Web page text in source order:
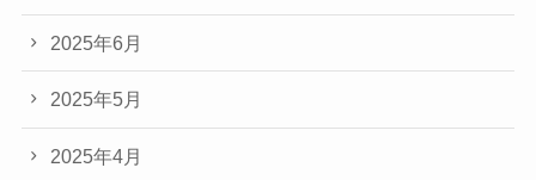
2025年6月
2025年5月
2025年4月